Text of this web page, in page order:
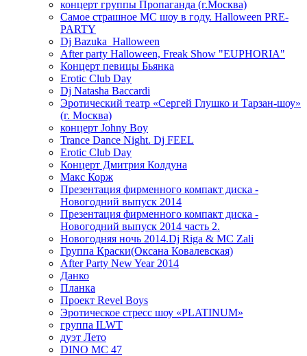
концерт группы Пропаганда (г.Москва)
Самое страшное МС шоу в году. Halloween PRE-
PARTY
Dj Bazuka_Halloween
After party Halloween, Freak Show "EUPHORIA"
Концерт певицы Бьянка
Erotic Club Day
Dj Natasha Baccardi
Эротический театр «Сергей Глушко и Тарзан-шоу»
(г. Москва)
концерт Johny Boy
Trance Dance Night. Dj FEEL
Erotic Club Day
Концерт Дмитрия Колдуна
Макс Корж
Презентация фирменного компакт диска -
Новогодний выпуск 2014
Презентация фирменного компакт диска -
Новогодний выпуск 2014 часть 2.
Новогодняя ночь 2014.Dj Riga & MC Zali
Группа Краски(Оксана Ковалевская)
After Party New Year 2014
Данко
Планка
Проект Revel Boys
Эротическое стресс шоу «PLATINUM»
группа ILWT
дуэт Лето
DINO MC 47